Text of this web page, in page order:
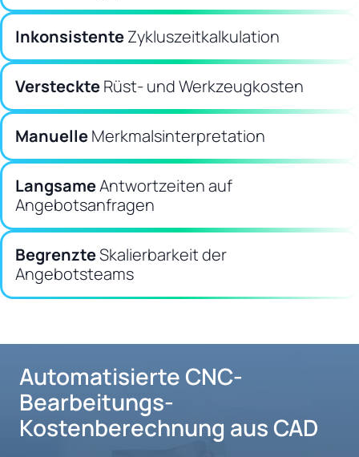
InkonsistenteZykluszeitkalkulation
VersteckteRüst- und Werkzeugkosten
ManuelleMerkmalsinterpretation
LangsameAntwortzeiten auf
Angebotsanfragen
BegrenzteSkalierbarkeit der
Angebotsteams
Automatisierte CNC-
Bearbeitungs-
Kostenberechnung aus CAD